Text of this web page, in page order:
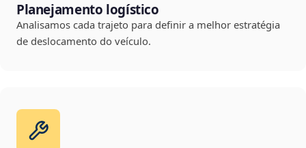
Planejamento logístico
Analisamos cada trajeto para definir a melhor estratégia
de deslocamento do veículo.